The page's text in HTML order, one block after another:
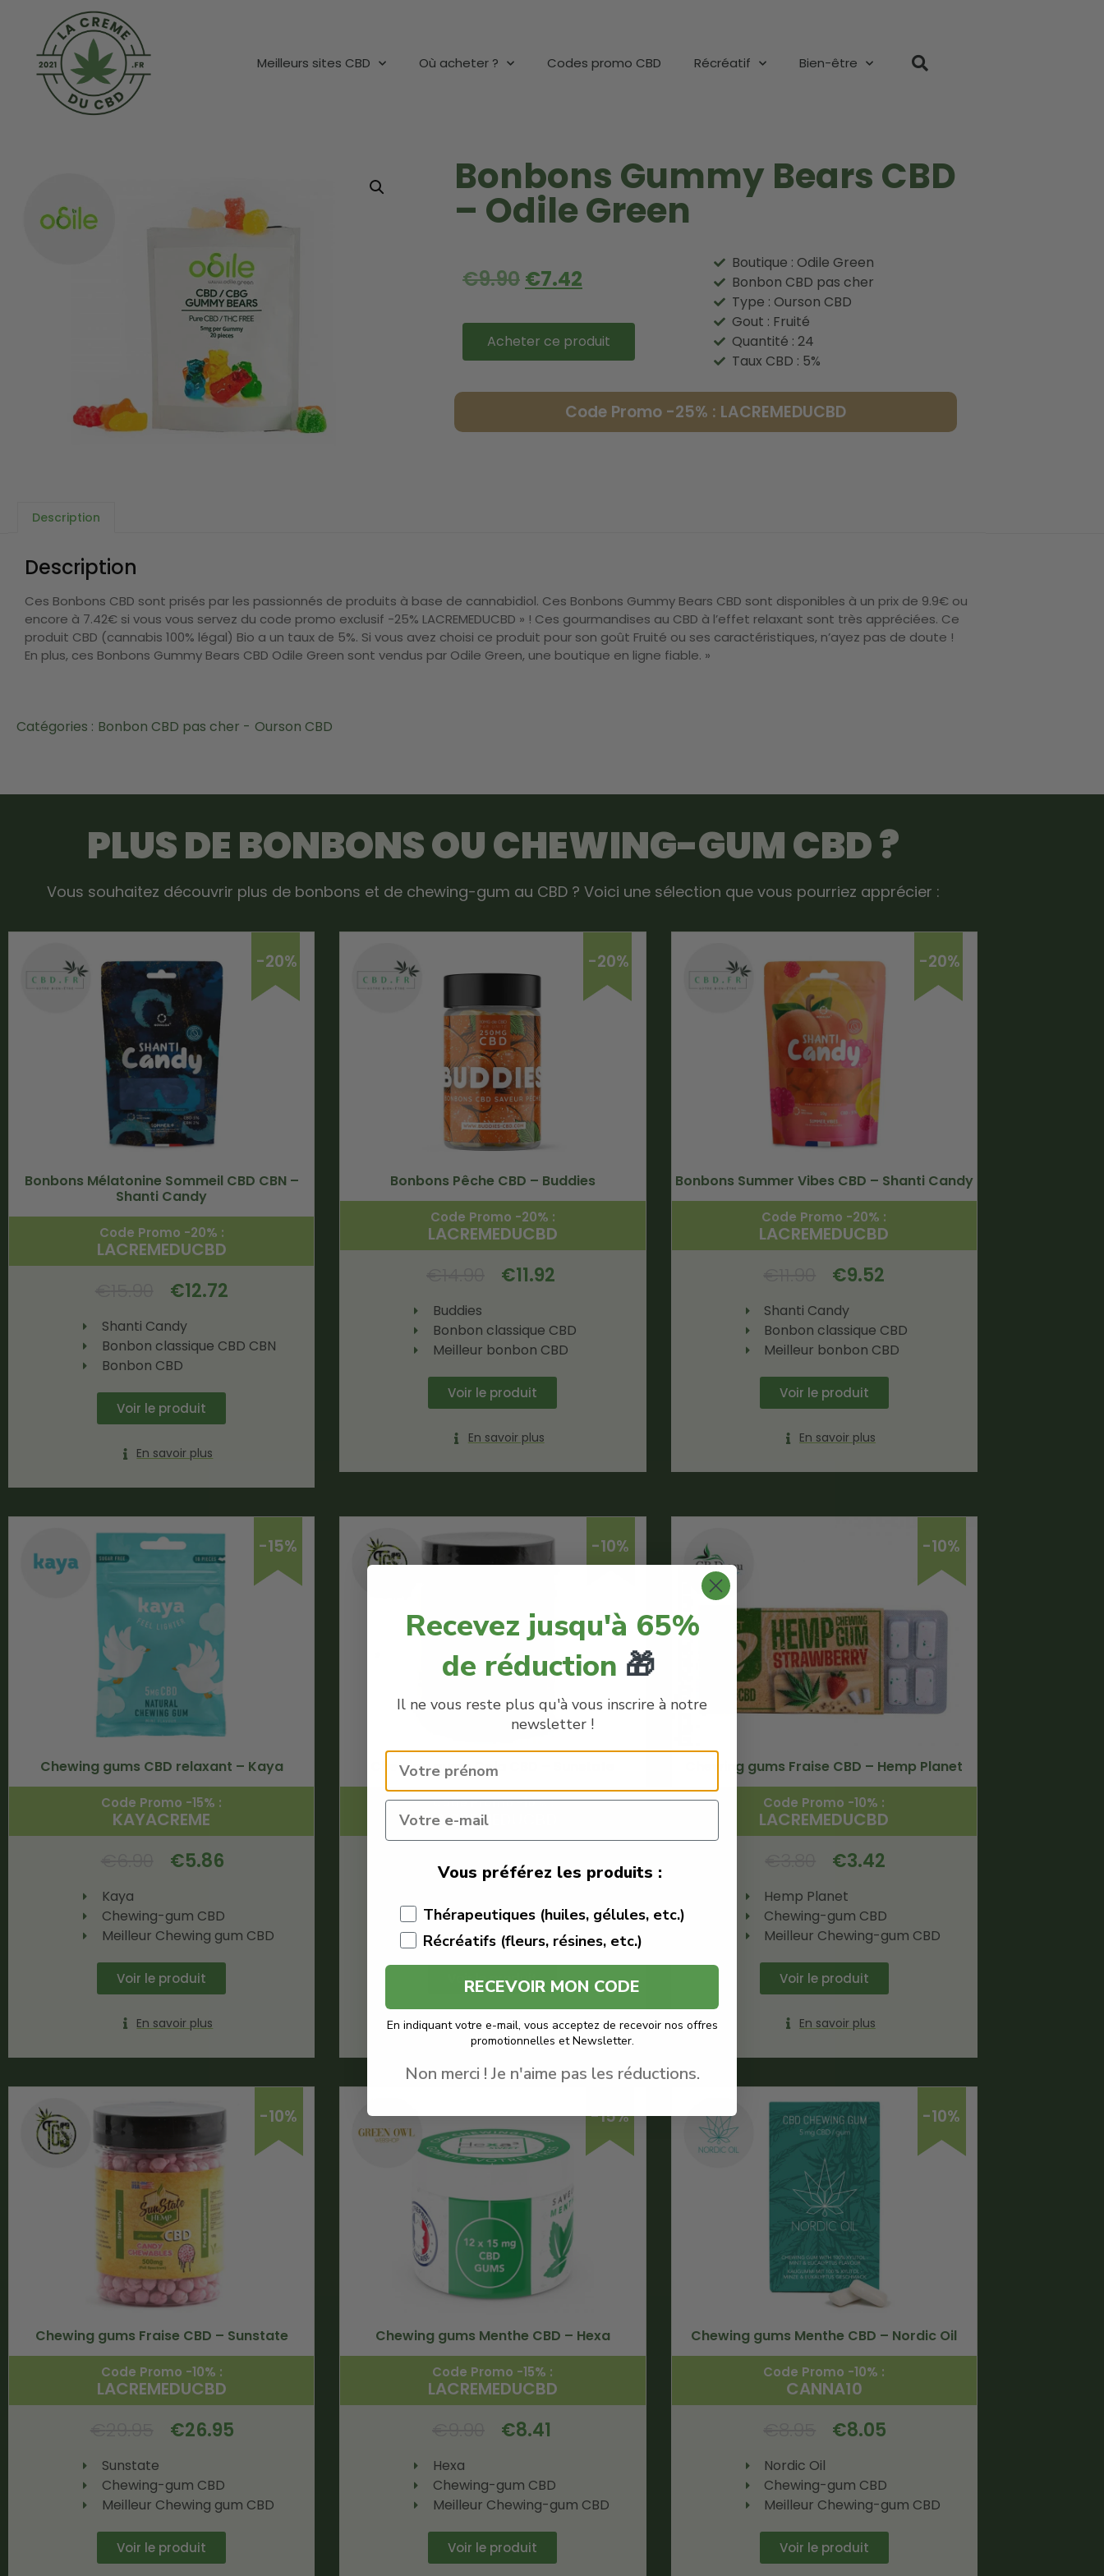
Meilleurs sites CBD Où acheter ? Codes promo CBD Récréatif Bien-être
Bonbons Gummy Bears CBD
– Odile Green
€9.90 €7.42
Acheter ce produit
Boutique : Odile Green
Bonbon CBD pas cher
Type : Ourson CBD
Gout : Fruité
Quantité : 24
Taux CBD : 5%
Code Promo -25% : LACREMEDUCBD
Description
Description
Ces Bonbons CBD sont prisés par les passionnés de produits à base de cannabidiol. Ces Bonbons Gummy Bears CBD sont disponibles à un prix de 9.9€ ou
encore à 7.42€ si vous vous servez du code promo exclusif -25% LACREMEDUCBD » ! Ces gourmandises au CBD à l’effet relaxant sont très appréciées. Ce
produit CBD (cannabis 100% légal) Bio a un taux de 5%. Si vous avez choisi ce produit pour son goût Fruité ou ses caractéristiques, n’ayez pas de doute !
En plus, ces Bonbons Gummy Bears CBD Odile Green sont vendus par Odile Green, une boutique en ligne fiable. »
Catégories : Bonbon CBD pas cher - Ourson CBD
PLUS DE BONBONS OU CHEWING-GUM CBD ?
Vous souhaitez découvrir plus de bonbons et de chewing-gum au CBD ? Voici une sélection que vous pourriez apprécier :
-20%
Bonbons Mélatonine Sommeil CBD CBN –
Shanti Candy
Code Promo -20% :
LACREMEDUCBD
€12.72
Shanti Candy
Bonbon classique CBD CBN
Bonbon CBD
Voir le produit
En savoir plus
-20%
Bonbons Pêche CBD – Buddies
Code Promo -20% :
LACREMEDUCBD
€11.92
Buddies
Bonbon classique CBD
Meilleur bonbon CBD
Voir le produit
En savoir plus
-20%
Bonbons Summer Vibes CBD – Shanti Candy
Code Promo -20% :
LACREMEDUCBD
€9.52
Shanti Candy
Bonbon classique CBD
Meilleur bonbon CBD
Voir le produit
En savoir plus
-15%
Chewing gums CBD relaxant – Kaya
Code Promo -15% :
KAYACREME
€5.86
Kaya
Chewing-gum CBD
Meilleur Chewing gum CBD
Voir le produit
En savoir plus
-10%
Chewing gums Cola CBD – Sunstate
Code Promo -10% :
LACREMEDUCBD
29.95 €26.95
Chewing-gum CBD
Meilleur Chewing-gum CBD
Voir le produit
En savoir plus
-10%
Chewing gums Fraise CBD – Hemp Planet
Code Promo -10% :
LACREMEDUCBD
€3.42
Hemp Planet
Chewing-gum CBD
Meilleur Chewing-gum CBD
Voir le produit
En savoir plus
-10%
Chewing gums Fraise CBD – Sunstate
Code Promo -10% :
LACREMEDUCBD
€26.95
Sunstate
Chewing-gum CBD
Meilleur Chewing gum CBD
Voir le produit
-15%
Chewing gums Menthe CBD – Hexa
Code Promo -15% :
LACREMEDUCBD
€8.41
Hexa
Chewing-gum CBD
Meilleur Chewing-gum CBD
Voir le produit
-10%
Chewing gums Menthe CBD – Nordic Oil
Code Promo -10% :
CANNA10
€8.05
Nordic Oil
Chewing-gum CBD
Meilleur Chewing-gum CBD
Voir le produit
Recevez jusqu'à 65%
de réduction 🎁
Il ne vous reste plus qu'à vous inscrire à notre
newsletter !
Vous préférez les produits :
Thérapeutiques (huiles, gélules, etc.)
Récréatifs (fleurs, résines, etc.)
RECEVOIR MON CODE
En indiquant votre e-mail, vous acceptez de recevoir nos offres
promotionnelles et Newsletter.
Non merci ! Je n'aime pas les réductions.